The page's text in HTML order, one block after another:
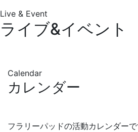
Live & Event
ライブ&イベント
Calendar
カレンダー
フラリーパッドの活動カレンダー
12:00 AM
2:00 AM